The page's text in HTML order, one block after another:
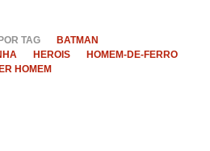
TAG
BATMAN
HEROIS
HOMEM-DE-FERRO
HOMEM